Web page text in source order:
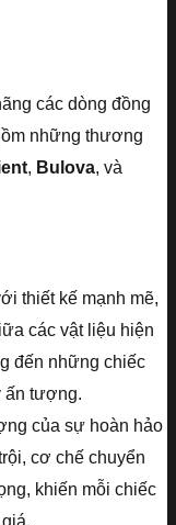
các dòng đồng
những thương
, Bulova, và
thiết kế mạnh mẽ,
các vật liệu hiện
đến những chiếc
ấn tượng.
của sự hoàn hảo
cơ chế chuyển
khiến mỗi chiếc